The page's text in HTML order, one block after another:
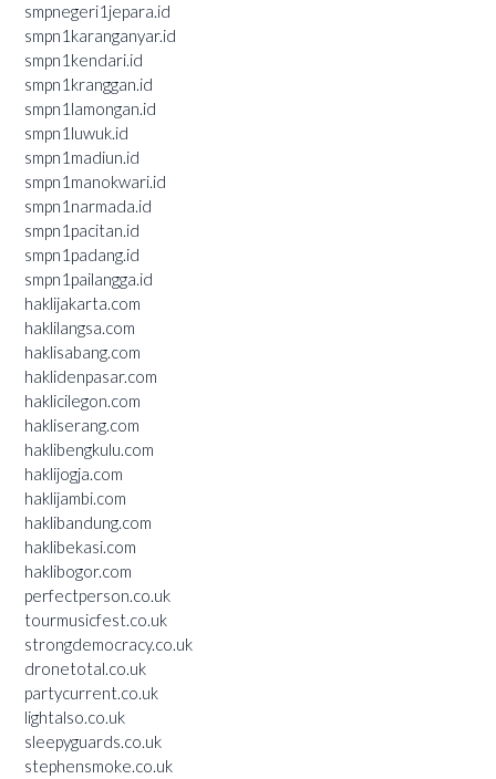
smpnegeri1jepara.id
smpn1karanganyar.id
smpn1kendari.id
smpn1kranggan.id
smpn1lamongan.id
smpn1luwuk.id
smpn1madiun.id
smpn1manokwari.id
smpn1narmada.id
smpn1pacitan.id
smpn1padang.id
smpn1pailangga.id
haklijakarta.com
haklilangsa.com
haklisabang.com
haklidenpasar.com
haklicilegon.com
hakliserang.com
haklibengkulu.com
haklijogja.com
haklijambi.com
haklibandung.com
haklibekasi.com
haklibogor.com
perfectperson.co.uk
tourmusicfest.co.uk
strongdemocracy.co.uk
dronetotal.co.uk
partycurrent.co.uk
lightalso.co.uk
sleepyguards.co.uk
stephensmoke.co.uk